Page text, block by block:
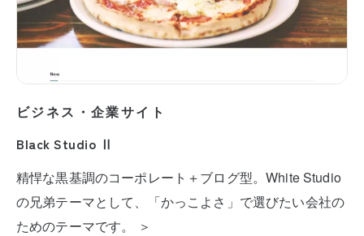
ビジネス・企業サイト
Black Studio Ⅱ
精悍な黒基調のコーポレート＋ブログ型。White Studio
の兄弟テーマとして、「かっこよさ」で選びたい会社の
ためのテーマです。 ＞